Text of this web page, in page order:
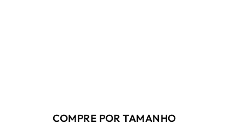
COMPRE POR TAMANHO